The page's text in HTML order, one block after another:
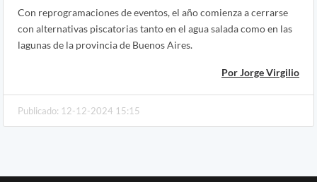
Con reprogramaciones de eventos, el año comienza a cerrarse
con alternativas piscatorias tanto en el agua salada como en las
lagunas de la provincia de Buenos Aires.
Por Jorge Virgilio
Publicado: 12-12-2024 15:15